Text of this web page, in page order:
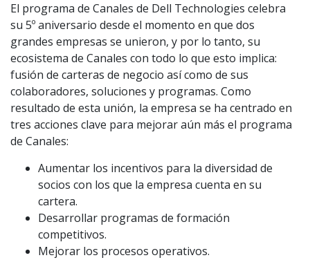
El programa de Canales de Dell Technologies celebra
su 5º aniversario desde el momento en que dos
grandes empresas se unieron, y por lo tanto, su
ecosistema de Canales con todo lo que esto implica:
fusión de carteras de negocio así como de sus
colaboradores, soluciones y programas. Como
resultado de esta unión, la empresa se ha centrado en
tres acciones clave para mejorar aún más el programa
de Canales:
Aumentar los incentivos para la diversidad de
socios con los que la empresa cuenta en su
cartera.
Desarrollar programas de formación
competitivos.
Mejorar los procesos operativos.